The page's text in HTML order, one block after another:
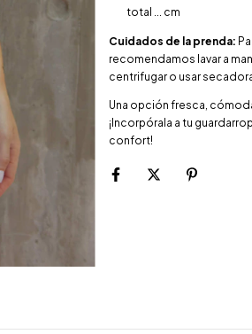
total ... cm
Cuidados de la prenda:
recomendamos lavar a
centrifugar o usar
Una opción fresca,
¡Incorpórala a tu
confort!